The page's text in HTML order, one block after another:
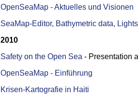
OpenSeaMap - Aktuelles und Visionen
SeaMap-Editor, Bathymetric data,
2010
Safety on the Open Sea - Presentation
OpenSeaMap - Einführung
Krisen-Kartografie in Haiti